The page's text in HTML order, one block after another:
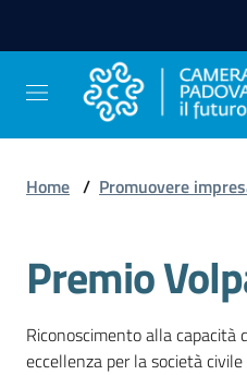
Gestire
Impresa
Home / Promuovere
Premio
Riconoscimento alla capacità
eccellenza per la società